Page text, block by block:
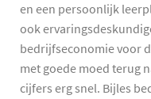
en een persoonlijk
ook
bedrijfseconomie voor
met goede moed terug
cijfers erg snel. Bijles